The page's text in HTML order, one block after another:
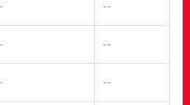
--
--
--